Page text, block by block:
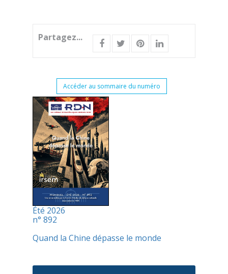
Partagez...
Accéder au sommaire du numéro
Été 2026
n° 892
Quand la Chine dépasse le monde